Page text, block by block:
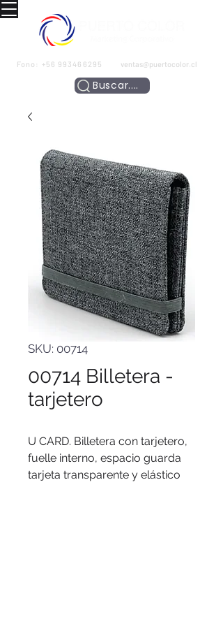
Fono: +56 993466295 ventas@puertocolor.cl
Buscar....
SKU: 00714
00714 Billetera -
tarjetero
U CARD. Billetera con tarjetero,
fuelle interno, espacio guarda
tarjeta transparente y elástico